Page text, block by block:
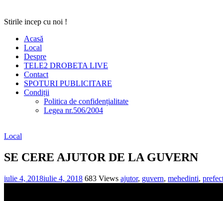
Stirile incep cu noi !
Acasă
Local
Despre
TELE2 DROBETA LIVE
Contact
SPOTURI PUBLICITARE
Condiții
Politica de confidențialitate
Legea nr.506/2004
Local
SE CERE AJUTOR DE LA GUVERN
iulie 4, 2018iulie 4, 2018 683 Views ajutor, guvern, mehedinti,